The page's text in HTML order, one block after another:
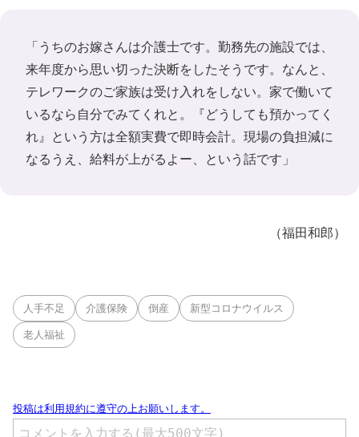
「うちのお嫁さんは介護士です。勤務先の施設では、
来年度から思い切った決断をしたそうです。なんと、
テレワークのご家族は受け入れをしない。家で働いて
いるなら自分でみてくれと。『どうしても預かってく
れ』という方は全額実費で即時会計。現場の負担減に
なるうえ、給料が上がるよー、という話です」
（福田和郎）
人手不足 介護保険 倒産 新型コロナウイルス
老人福祉